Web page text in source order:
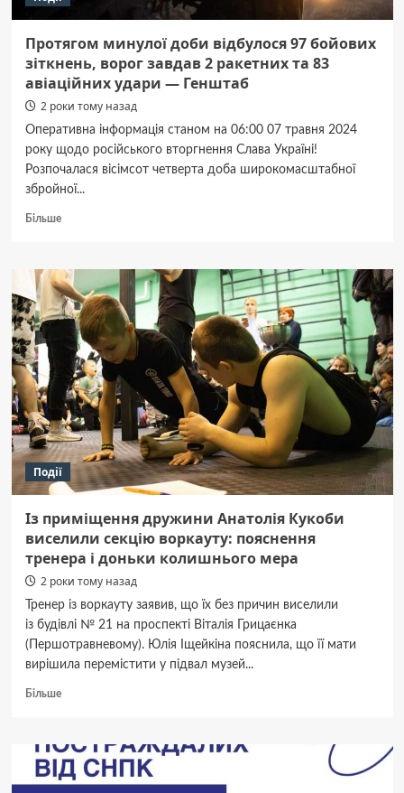
Протягом минулої доби відбулося 97 бойових
зіткнень, ворог завдав 2 ракетних та 83
авіаційних удари — Генштаб
2 роки тому назад
Оперативна інформація станом на 06:00 07 травня 2024
року щодо російського вторгнення Слава Україні!
Розпочалася вісімсот четверта доба широкомасштабної
збройної...
БільшеДокладніше
минулої
доби
відбулося
97
бойових
зіткнень,
ворог
завдав
2
ракетних
та
83
авіаційних
удари
Генштаб
Події
Із приміщення дружини Анатолія Кукоби
виселили секцію воркауту: пояснення
тренера і доньки колишнього мера
2 роки тому назад
Тренер із воркауту заявив, що їх без причин виселили
із будівлі № 21 на проспекті Віталія Грицаєнка
(Першотравневому). Юлія Іщейкіна пояснила, що її мати
вирішила перемістити у підвал музей...
БільшеДокладніше
дружини
Анатолія
Кукоби